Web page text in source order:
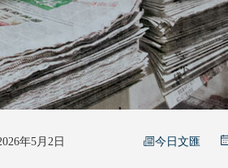
年5月2日 今日文匯